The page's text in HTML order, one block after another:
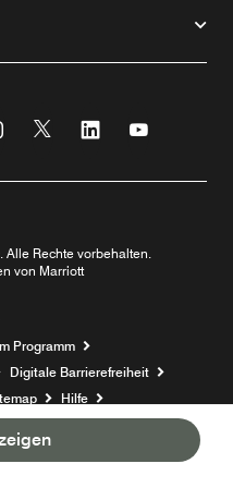
new window
Instagram
a new window
Twitter
Opens a new window
Linkedin
Opens a new
Opens a
Rechte vorbehalten.
von Marriott
Programm
Digitale Barrierefreiheit
Hilfe